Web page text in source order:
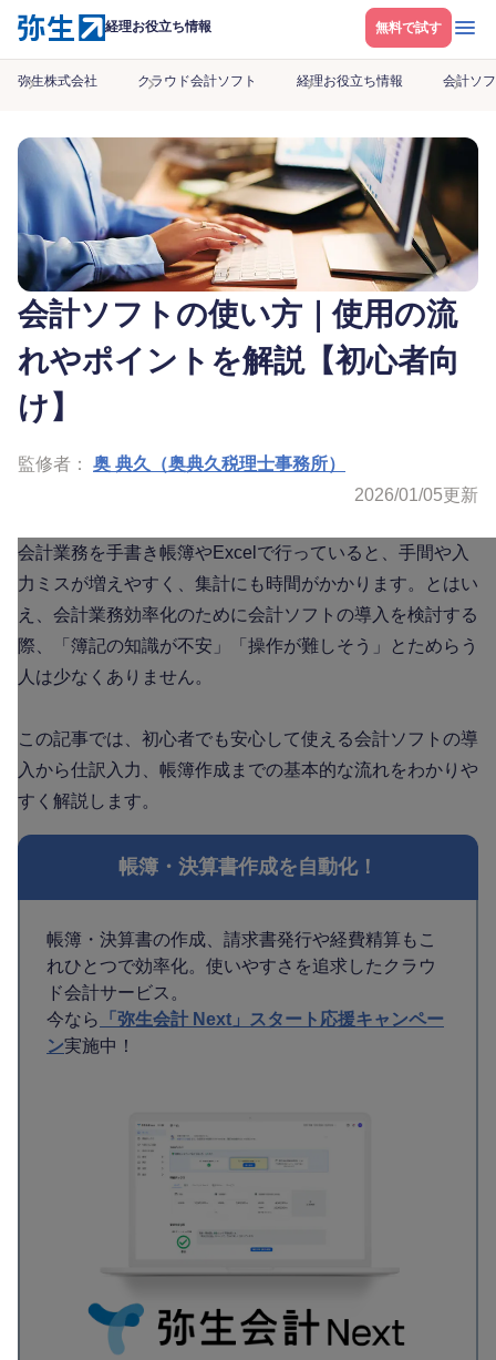
経理お役立ち情報 無料で試す メニ
弥生株式会社 クラウド会計ソフト 経理お役立ち情報 会計ソ
会計ソフトの使い方｜使用の流
れやポイントを解説【初心者向
け】
監修者： 奥 典久（奥典久税理士事務所）
2026/01/05更新
会計業務を手書き帳簿やExcelで行っていると、手間や入
力ミスが増えやすく、集計にも時間がかかります。とはい
え、会計業務効率化のために会計ソフトの導入を検討する
際、「簿記の知識が不安」「操作が難しそう」とためらう
人は少なくありません。
この記事では、初心者でも安心して使える会計ソフトの導
入から仕訳入力、帳簿作成までの基本的な流れをわかりや
すく解説します。
帳簿・決算書作成を自動化！
帳簿・決算書の作成、請求書発行や経費精算もこ
れひとつで効率化。使いやすさを追求したクラウ
ド会計サービス。
今なら
「弥生会計 Next」スタート応援キャンペー
ン実施中！